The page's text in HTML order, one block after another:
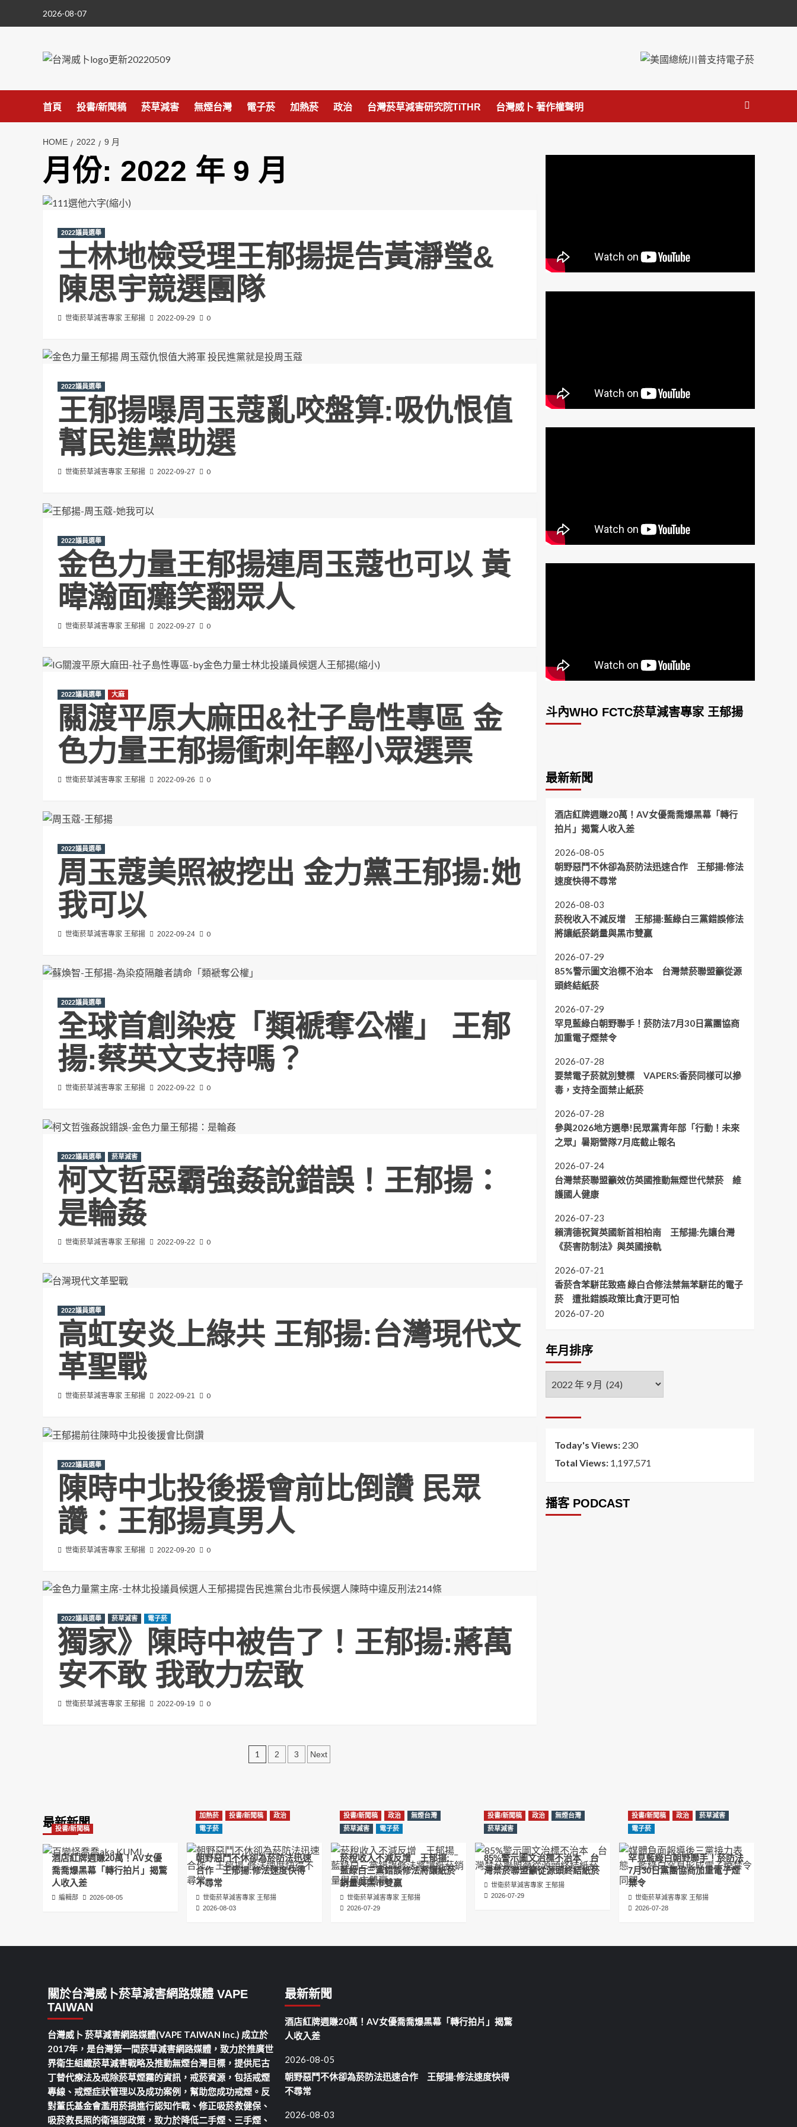
2026-08-07
首頁 投書/新聞稿 菸草減害 無煙台灣 電子菸 加熱菸 政治 台灣菸草減害研究院TiTHR 台灣威卜 著作權聲明
HOME 2022 9 月
月份: 2022 年 9 月
2022議員選舉
士林地檢受理王郁揚提告黃瀞瑩&
陳思宇競選團隊
世衛菸草減害專家 王郁揚 2022-09-29 0
2022議員選舉
王郁揚曝周玉蔻亂咬盤算:吸仇恨值
幫民進黨助選
世衛菸草減害專家 王郁揚 2022-09-27 0
2022議員選舉
金色力量王郁揚連周玉蔻也可以 黃
暐瀚面癱笑翻眾人
世衛菸草減害專家 王郁揚 2022-09-27 0
2022議員選舉 大麻
關渡平原大麻田&社子島性專區 金
色力量王郁揚衝刺年輕小眾選票
世衛菸草減害專家 王郁揚 2022-09-26 0
2022議員選舉
周玉蔻美照被挖出 金力黨王郁揚:她
我可以
世衛菸草減害專家 王郁揚 2022-09-24 0
2022議員選舉
全球首創染疫「類褫奪公權」 王郁
揚:蔡英文支持嗎？
世衛菸草減害專家 王郁揚 2022-09-22 0
2022議員選舉 菸草減害
柯文哲惡霸強姦說錯誤！王郁揚：
是輪姦
世衛菸草減害專家 王郁揚 2022-09-22 0
2022議員選舉
高虹安炎上綠共 王郁揚:台灣現代文
革聖戰
世衛菸草減害專家 王郁揚 2022-09-21 0
2022議員選舉
陳時中北投後援會前比倒讚 民眾
讚：王郁揚真男人
世衛菸草減害專家 王郁揚 2022-09-20 0
2022議員選舉 菸草減害 電子菸
獨家》陳時中被告了！王郁揚:蔣萬
安不敢 我敢力宏敢
世衛菸草減害專家 王郁揚 2022-09-19 0
文
頁
1 2 3 Next
斗內WHO FCTC菸草減害專家 王郁揚
最新新聞
酒店紅牌週賺20萬！AV女優喬喬爆黑幕「轉行
拍片」揭驚人收入差
2026-08-05
朝野惡鬥不休卻為菸防法迅速合作 王郁揚:修法
速度快得不尋常
2026-08-03
菸稅收入不減反增 王郁揚:藍綠白三黨錯誤修法
將讓紙菸銷量與黑市雙贏
2026-07-29
85%警示圖文治標不治本 台灣禁菸聯盟籲從源
頭終結紙菸
2026-07-29
罕見藍綠白朝野聯手！菸防法7月30日黨團協商
加重電子煙禁令
2026-07-28
要禁電子菸就別雙標 VAPERS:香菸同樣可以摻
毒，支持全面禁止紙菸
2026-07-28
參與2026地方選舉!民眾黨青年部「行動！未來
之眾」暑期營隊7月底截止報名
2026-07-24
台灣禁菸聯盟籲效仿英國推動無煙世代禁菸 維
護國人健康
2026-07-23
賴清德祝賀英國新首相柏南 王郁揚:先讓台灣
《菸害防制法》與英國接軌
2026-07-21
香菸含苯駢芘致癌 綠白合修法禁無苯駢芘的電子
菸 遭批錯誤政策比貪汙更可怕
2026-07-20
年月排序
序
Today's Views: 230
Total Views: 1,197,571
播客 PODCAST
دليل مناصرة السجائر الإلكترونية: التاريخ الخفي
الاجتماعية #Fahad Al-Jalajel #فهد بن
عبدالرحمن الجلاجل #Sania Nishtar #ثانیہ نشتر;
2025-05-17
邊緣化科學：WHO對菸草減害策略的背離 ft.世
Information
最新新聞
投書/新聞稿
酒店紅牌週賺20萬！AV女優
喬喬爆黑幕「轉行拍片」揭驚
人收入差
編輯部 2026-08-05
加熱菸 投書/新聞稿
政治
電子菸
朝野惡鬥不休卻為菸防法迅速
合作 王郁揚:修法速度快得
不尋常
世衛菸草減害專家 王郁揚
2026-08-03
投書/新聞稿 政治
無煙台灣
菸草減害
電子菸
菸稅收入不減反增 王郁揚:
藍綠白三黨錯誤修法將讓紙菸
銷量與黑市雙贏
世衛菸草減害專家 王郁揚
2026-07-29
投書/新聞稿 政治
無煙台灣
菸草減害
85%警示圖文治標不治本 台
灣禁菸聯盟籲從源頭終結紙菸
世衛菸草減害專家 王郁揚
2026-07-29
投書/新聞稿 政治
菸草減害
電子菸
罕見藍綠白朝野聯手！菸防法
7月30日黨團協商加重電子煙
禁令
世衛菸草減害專家 王郁揚
2026-07-28
關於台灣威卜菸草減害網路媒體 VAPE
TAIWAN
台灣威卜 菸草減害網路媒體(VAPE TAIWAN Inc.) 成立於
2017年，是台灣第一間菸草減害網路媒體，致力於推廣世
界衛生組織菸草減害戰略及推動無煙台灣目標，提供尼古
丁替代療法及戒除菸草煙霧的資訊，戒菸資源，包括戒煙
專線、戒煙症狀管理以及成功案例，幫助您成功戒煙。反
對董氏基金會濫用菸捐進行認知作戰、修正吸菸救健保、
吸菸救長照的衛福部政策，致力於降低二手煙、三手煙、
最新新聞
酒店紅牌週賺20萬！AV女優喬喬爆黑幕「轉行拍片」揭驚
人收入差
2026-08-05
朝野惡鬥不休卻為菸防法迅速合作 王郁揚:修法速度快得
不尋常
2026-08-03